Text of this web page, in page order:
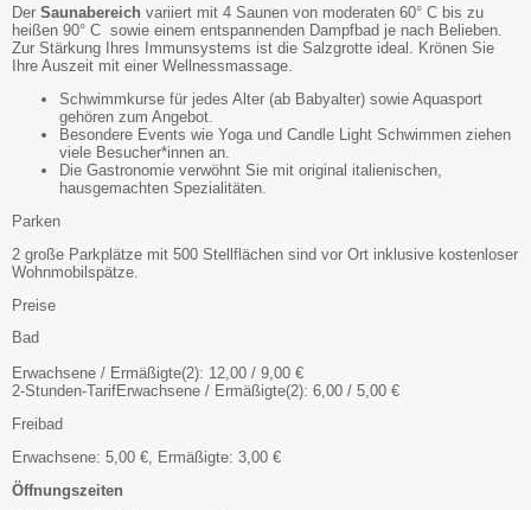
Der Saunabereich variiert mit 4 Saunen von moderaten 60° C bis zu
heißen 90° C sowie einem entspannenden Dampfbad je nach Belieben.
Zur Stärkung Ihres Immunsystems ist die Salzgrotte ideal. Krönen Sie
Ihre Auszeit mit einer Wellnessmassage.
Schwimmkurse für jedes Alter (ab Babyalter) sowie Aquasport
gehören zum Angebot.
Besondere Events wie Yoga und Candle Light Schwimmen ziehen
viele Besucher*innen an.
Die Gastronomie verwöhnt Sie mit original italienischen,
hausgemachten Spezialitäten.
Parken
2 große Parkplätze mit 500 Stellflächen sind vor Ort inklusive kostenloser
Wohnmobilspätze.
Preise
Bad
Erwachsene / Ermäßigte(2): 12,00 / 9,00 €
2-Stunden-TarifErwachsene / Ermäßigte(2): 6,00 / 5,00 €
Freibad
Erwachsene: 5,00 €, Ermäßigte: 3,00 €
Öffnungszeiten